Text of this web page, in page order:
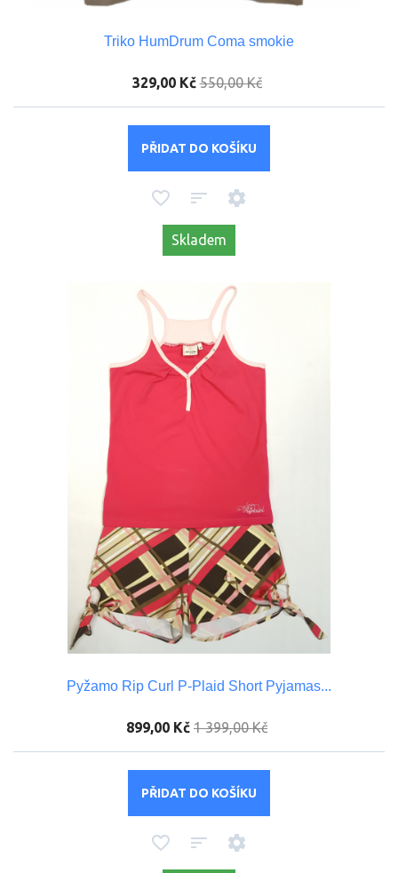
Triko HumDrum Coma smokie
329,00 Kč 550,00 Kč
PŘIDAT DO KOŠÍKU
Skladem
Pyžamo Rip Curl P-Plaid Short Pyjamas...
899,00 Kč 1 399,00 Kč
PŘIDAT DO KOŠÍKU